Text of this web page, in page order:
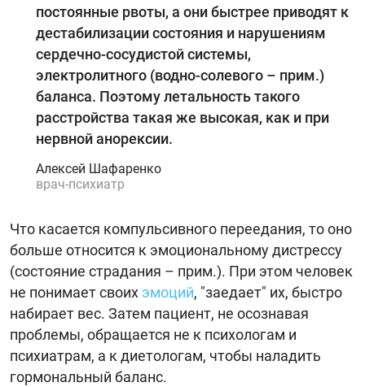
постоянные рвоты, а они быстрее приводят к
дестабилизации состояния и нарушениям
сердечно-сосудистой системы,
электролитного (водно-солевого – прим.)
баланса. Поэтому летальность такого
расстройства такая же высокая, как и при
нервной анорексии.
Алексей Шафаренко
врач-психиатр
Что касается компульсивного переедания, то оно
больше относится к эмоциональному дистрессу
(состояние страдания – прим.). При этом человек
не понимает своих эмоций, "заедает" их, быстро
набирает вес. Затем пациент, не осознавая
проблемы, обращается не к психологам и
психиатрам, а к диетологам, чтобы наладить
гормональный баланс.